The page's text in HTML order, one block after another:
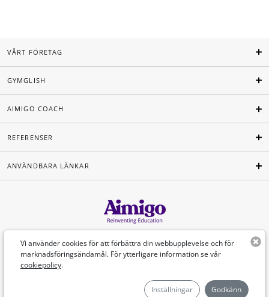
Vi använder cookies för att förbättra din webbupplevelse och för
marknadsföringsändamål. För ytterligare information se vår
cookiepolicy.
Inställningar Godkänn
VÅRT FÖRETAG
GYMGLISH
AIMIGO COACH
REFERENSER
ANVÄNDBARA LÄNKAR
Svenska